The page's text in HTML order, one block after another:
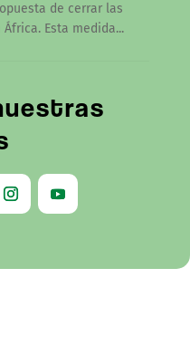
de cerrar las
Esta medida...